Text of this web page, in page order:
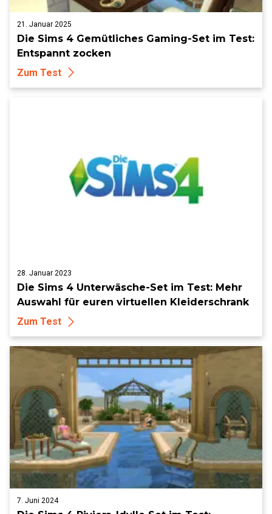
21. Januar 2025
Die Sims 4 Gemütliches Gaming-Set im Test:
Entspannt zocken
Zum Test
28. Januar 2023
Die Sims 4 Unterwäsche-Set im Test: Mehr
Auswahl für euren virtuellen Kleiderschrank
Zum Test
7. Juni 2024